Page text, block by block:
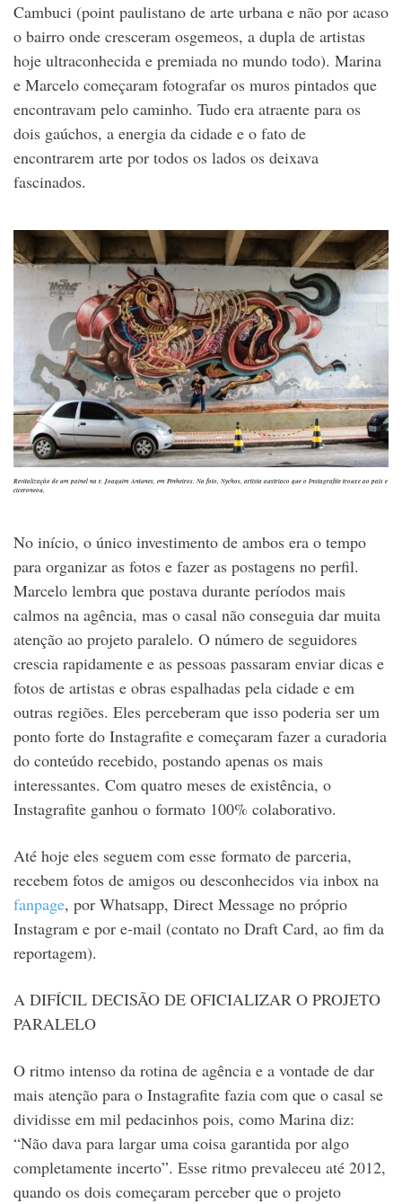
Cambuci (point paulistano de arte urbana e não por acaso
o bairro onde cresceram osgemeos, a dupla de artistas
hoje ultraconhecida e premiada no mundo todo). Marina
e Marcelo começaram fotografar os muros pintados que
encontravam pelo caminho. Tudo era atraente para os
dois gaúchos, a energia da cidade e o fato de
encontrarem arte por todos os lados os deixava
fascinados.
Revitalização de um painel na r. Joaquim Antunes, em Pinheiros. Na foto, Nychos, artista austríaco que o Instagrafite trouxe ao país e
ciceroneou.
No início, o único investimento de ambos era o tempo
para organizar as fotos e fazer as postagens no perfil.
Marcelo lembra que postava durante períodos mais
calmos na agência, mas o casal não conseguia dar muita
atenção ao projeto paralelo. O número de seguidores
crescia rapidamente e as pessoas passaram enviar dicas e
fotos de artistas e obras espalhadas pela cidade e em
outras regiões. Eles perceberam que isso poderia ser um
ponto forte do Instagrafite e começaram fazer a curadoria
do conteúdo recebido, postando apenas os mais
interessantes. Com quatro meses de existência, o
Instagrafite ganhou o formato 100% colaborativo.
Até hoje eles seguem com esse formato de parceria,
recebem fotos de amigos ou desconhecidos via inbox na
fanpage, por Whatsapp, Direct Message no próprio
Instagram e por e-mail (contato no Draft Card, ao fim da
reportagem).
A DIFÍCIL DECISÃO DE OFICIALIZAR O PROJETO
PARALELO
O ritmo intenso da rotina de agência e a vontade de dar
mais atenção para o Instagrafite fazia com que o casal se
dividisse em mil pedacinhos pois, como Marina diz:
“Não dava para largar uma coisa garantida por algo
completamente incerto”. Esse ritmo prevaleceu até 2012,
quando os dois começaram perceber que o projeto